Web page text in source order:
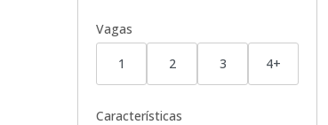
Vagas
1 2 3 4+
Características